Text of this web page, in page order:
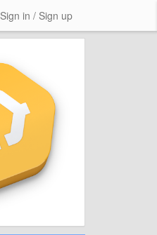
Sign in / Sign up